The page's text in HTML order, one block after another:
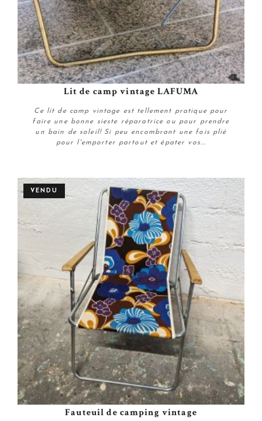
Personnaliser
Lit de camp vintage LAFUMA
Ce lit de camp vintage est tellement pratique pour
faire une bonne sieste réparatrice ou pour prendre
un bain de soleil! Si peu encombrant une fois plié
pour l'emporter partout et épater vos...
VENDU
Fauteuil de camping vintage